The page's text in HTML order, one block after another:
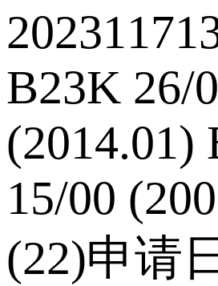
B23K 26/
(2014.01)
15/00
(22)申请